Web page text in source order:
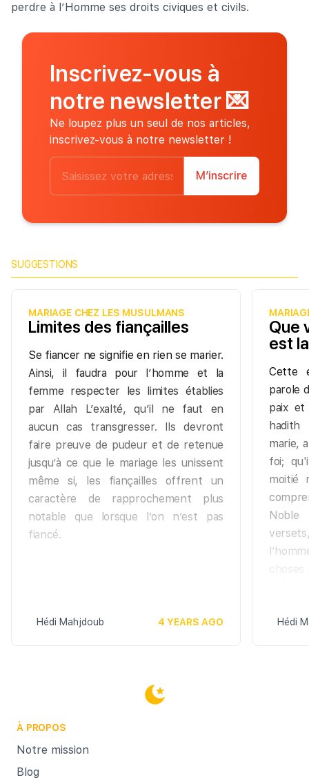
perdre à l’Homme ses droits civiques et civils.
Inscrivez-vous à
notre newsletter 💌
Ne loupez plus un seul de nos articles,
inscrivez-vous à notre newsletter !
M’inscrire
SUGGESTIONS
MARIAGE CHEZ LES MUSULMANS
Limites des fiançailles
Se fiancer ne signifie en rien se marier.
Ainsi, il faudra pour l’homme et la
femme respecter les limites établies
par Allah L’exalté, qu’il ne faut en
aucun cas transgresser. Ils devront
faire preuve de pudeur et de retenue
jusqu’à ce que le mariage les unissent
même si, les fiançailles offrent un
caractère de rapprochement plus
notable que lorsque l’on n’est pas
fiancé.
Hédi Mahjdoub 4 YEARS AGO
Que
est
Cette
parole
paix
marie,
foi;
moitié
Noble
ilHédi
À PROPOS
Notre mission
Blog